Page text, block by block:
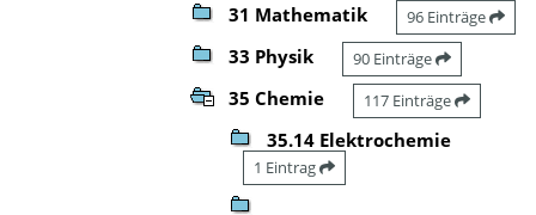
31 Mathematik 96 Einträge
33 Physik 90 Einträge
35 Chemie 117 Einträge
35.14 Elektrochemie
1 Eintrag